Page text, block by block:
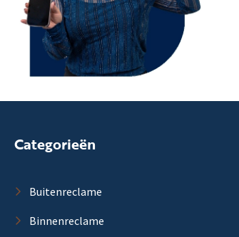
Categorieën
Buitenreclame
Binnenreclame